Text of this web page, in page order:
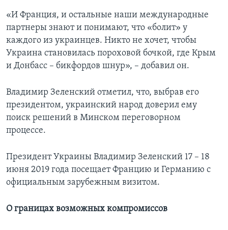
«И Франция, и остальные наши международные
партнеры знают и понимают, что «болит» у
каждого из украинцев. Никто не хочет, чтобы
Украина становилась пороховой бочкой, где Крым
и Донбасс – бикфордов шнур», – добавил он.
Владимир Зеленский отметил, что, выбрав его
президентом, украинский народ доверил ему
поиск решений в Минском переговорном
процессе.
Президент Украины Владимир Зеленский 17 – 18
июня 2019 года посещает Францию и Германию с
официальным зарубежным визитом.
О границах возможных компромиссов